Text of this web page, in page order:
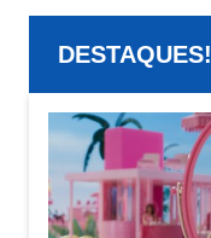
DESTAQUES!